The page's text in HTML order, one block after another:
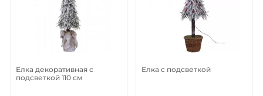
Елка декоративная с
подсветкой 110 см
Елка с подсветкой